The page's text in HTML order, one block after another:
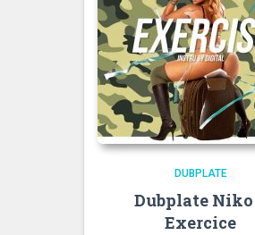
DUBPLATE
Dubplate Niko
Exercice